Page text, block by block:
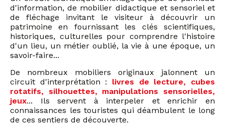
d'information, de mobilier didactique et sensoriel et
de fléchage invitant le visiteur à découvrir un
patrimoine en fournissant les clés scientifiques,
historiques, culturelles pour comprendre l'histoire
d'un lieu, un métier oublié, la vie à une époque, un
savoir-faire...
De nombreux mobiliers originaux jalonnent un
circuit d'interprétation : livres de lecture, cubes
rotatifs, silhouettes, manipulations sensorielles,
jeux... Ils servent à interpeler et enrichir en
connaissances les touristes qui déambulent le long
de ces sentiers de découverte.